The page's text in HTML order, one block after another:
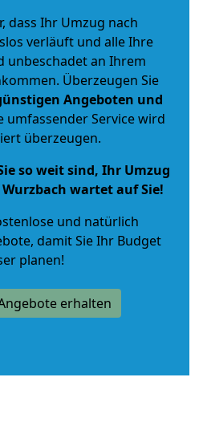
dass Ihr Umzug nach
verläuft und alle Ihre
unbeschadet an Ihrem
Überzeugen Sie
Angeboten und
umfassender Service wird
überzeugen.
so weit sind, Ihr Umzug
wartet auf Sie!
und natürlich
, damit Sie Ihr Budget
planen!
erhalten